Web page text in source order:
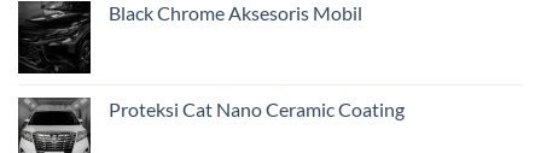
Black Chrome Aksesoris Mobil
Proteksi Cat Nano Ceramic Coating